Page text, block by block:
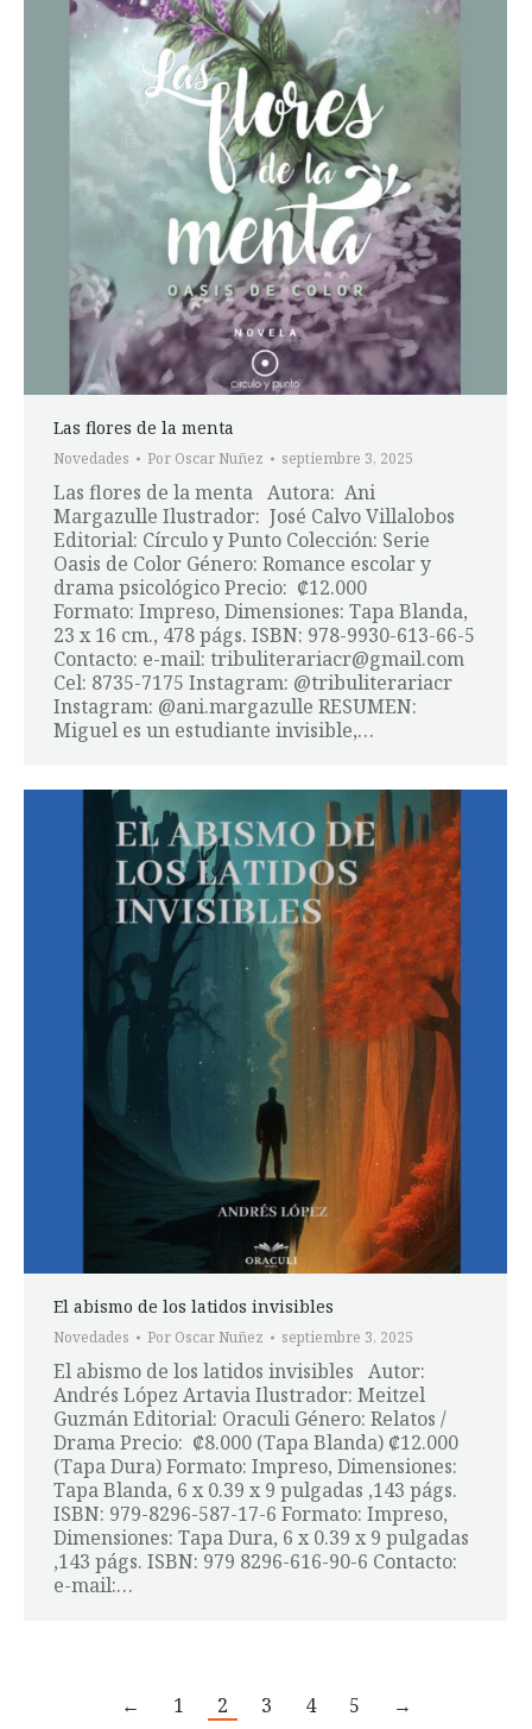
Las flores de la menta
Novedades Por Oscar Nuñez septiembre 3, 2025
Las flores de la menta Autora: Ani
Margazulle Ilustrador: José Calvo Villalobos
Editorial: Círculo y Punto Colección: Serie
Oasis de Color Género: Romance escolar y
drama psicológico Precio: ₡12.000
Formato: Impreso, Dimensiones: Tapa Blanda,
23 x 16 cm., 478 págs. ISBN: 978-9930-613-66-5
Contacto: e-mail: tribuliterariacr@gmail.com
Cel: 8735-7175 Instagram: @tribuliterariacr
Instagram: @ani.margazulle RESUMEN:
Miguel es un estudiante invisible,…
El abismo de los latidos invisibles
Novedades Por Oscar Nuñez septiembre 3, 2025
El abismo de los latidos invisibles Autor:
Andrés López Artavia Ilustrador: Meitzel
Guzmán Editorial: Oraculi Género: Relatos /
Drama Precio: ₡8.000 (Tapa Blanda) ₡12.000
(Tapa Dura) Formato: Impreso, Dimensiones:
Tapa Blanda, 6 x 0.39 x 9 pulgadas ,143 págs.
ISBN: 979-8296-587-17-6 Formato: Impreso,
Dimensiones: Tapa Dura, 6 x 0.39 x 9 pulgadas
,143 págs. ISBN: 979 8296-616-90-6 Contacto:
e-mail:…
← 1 2 3 4 5 →